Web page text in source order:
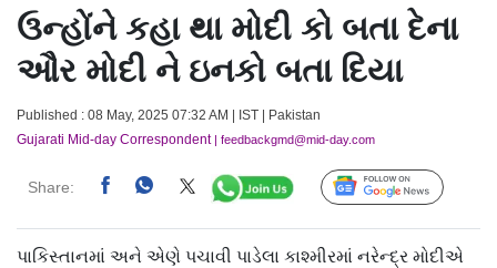
ઉન્હોંને કહા થા મોદી કો બતા દેના
ઔર મોદી ને ઇનકો બતા દિયા
Published : 08 May, 2025 07:32 AM | IST | Pakistan
Gujarati Mid-day Correspondent| feedbackgmd@mid-day.com
Share: Follow Us
પાકિસ્તાનમાં અને એણે પચાવી પાડેલા કાશ્મીરમાં નરેન્દ્ર મોદીએ